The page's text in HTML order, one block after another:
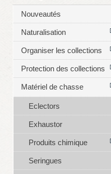
Nouveautés
Naturalisation
Organiser les collections
Protection des collections
Matériel de chasse
Eclectors
Exhaustor
Produits chimique
Seringues